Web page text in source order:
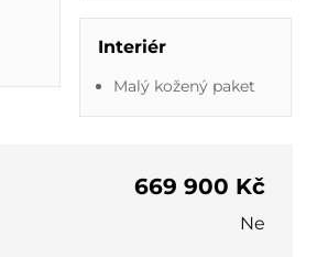
Interiér
Malý kožený paket
669 900 Kč
Ne